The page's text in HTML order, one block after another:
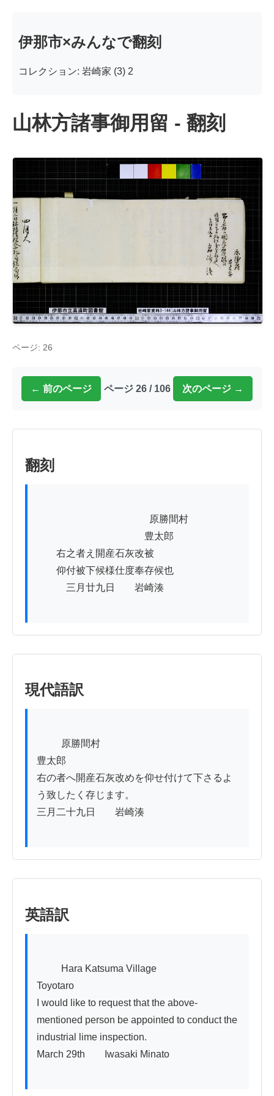
伊那市×みんなで翻刻
コレクション: 岩崎家 (3) 2
山林方諸事御用留 - 翻刻
ページ: 26
← 前のページ ページ 26 / 106 次のページ →
翻刻
豊太郎
右之者え開産石灰改被
仰付被下候様仕度奉存候也
三月廿九日　　岩崎湊
現代語訳
豊太郎
右の者へ開産石灰改めを仰せ付けて下さるよ
う致したく存じます。
三月二十九日　　岩崎湊
英語訳
Toyotaro
I would like to request that the above-
mentioned person be appointed to conduct the
industrial lime inspection.
March 29th　　Iwasaki Minato